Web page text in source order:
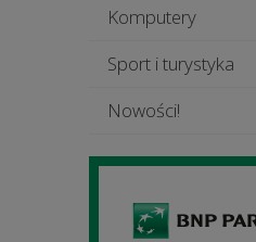
Komputery
Sport i turystyka
Nowości!